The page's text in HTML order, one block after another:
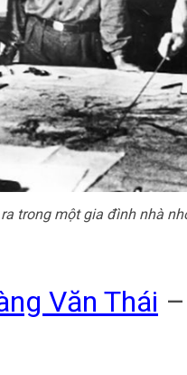
trong một gia đình nhà
Văn Thái